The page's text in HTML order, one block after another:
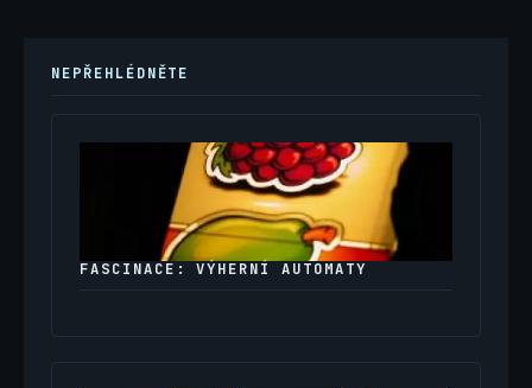
NEPŘEHLÉDNĚTE
FASCINACE: VÝHERNÍ AUTOMATY